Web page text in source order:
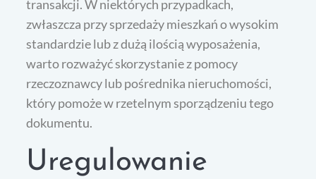
transakcji. W niektórych przypadkach,
zwłaszcza przy sprzedaży mieszkań o wysokim
standardzie lub z dużą ilością wyposażenia,
warto rozważyć skorzystanie z pomocy
rzeczoznawcy lub pośrednika nieruchomości,
który pomoże w rzetelnym sporządzeniu tego
dokumentu.
Uregulowanie